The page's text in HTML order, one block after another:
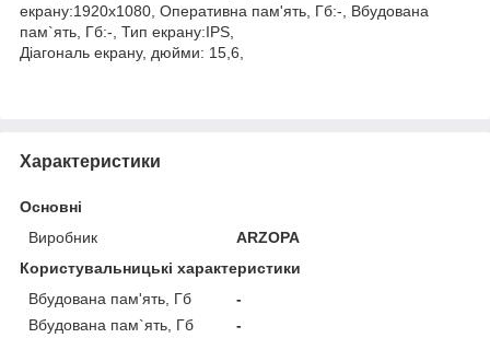
екрану:1920x1080, Оперативна пам'ять, Гб:-, Вбудована
пам`ять, Гб:-, Тип екрану:IPS,
Діагональ екрану, дюйми: 15,6,
Характеристики
Основні
Виробник
ARZOPA
Користувальницькі характеристики
Вбудована пам'ять, Гб
-
Вбудована пам`ять, Гб
-